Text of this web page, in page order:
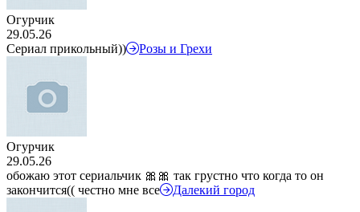
Огурчик
29.05.26
Сериал прикольный))
Розы и Грехи
Огурчик
29.05.26
обожаю этот сериальчик 🎀🎀 так грустно что когда то он
закончится(( честно мне все
Далекий город